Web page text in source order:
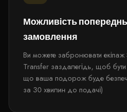
Можливість
замовлення
Ви можете забронювати екіпаж
Transfer заздалегідь, щоб
що ваша подорож буде
за 30 хвилин до подачі)